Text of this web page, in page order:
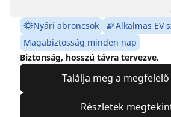
Nyári abroncsok
Alkalmas EV
Magabiztosság minden nap
Biztonság, hosszú távra tervezve.
Találja meg a
Részletek